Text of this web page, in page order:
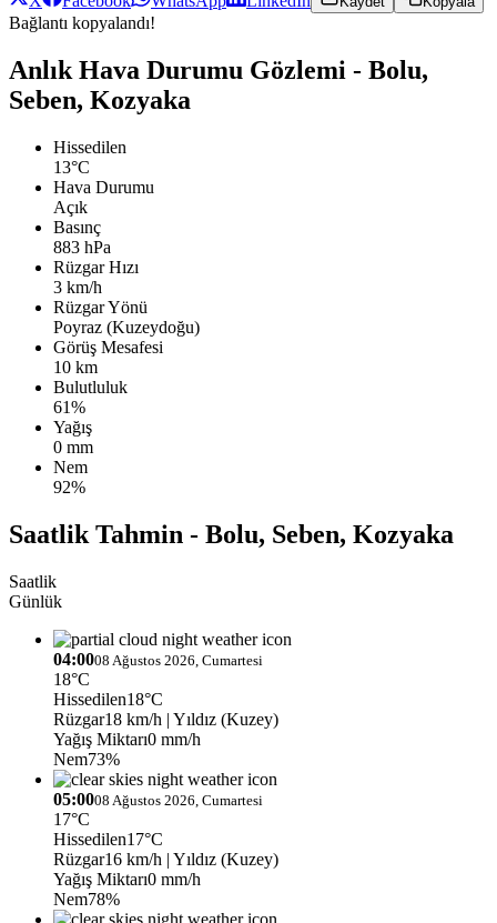
Bağlantı kopyalandı!
Anlık Hava Durumu Gözlemi - Bolu,
Seben, Kozyaka
Hissedilen
13°C
Hava Durumu
Açık
Basınç
883 hPa
Rüzgar Hızı
3 km/h
Rüzgar Yönü
Poyraz (Kuzeydoğu)
Görüş Mesafesi
10 km
Bulutluluk
61%
Yağış
0 mm
Nem
92%
Saatlik Tahmin - Bolu, Seben, Kozyaka
Saatlik
Günlük
04:0008 Ağustos 2026, Cumartesi
18°C
Hissedilen18°C
Rüzgar18 km/h | Yıldız (Kuzey)
Yağış Miktarı0 mm/h
Nem73%
05:0008 Ağustos 2026, Cumartesi
17°C
Hissedilen17°C
Rüzgar16 km/h | Yıldız (Kuzey)
Yağış Miktarı0 mm/h
Nem78%